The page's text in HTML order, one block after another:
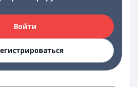
Войти